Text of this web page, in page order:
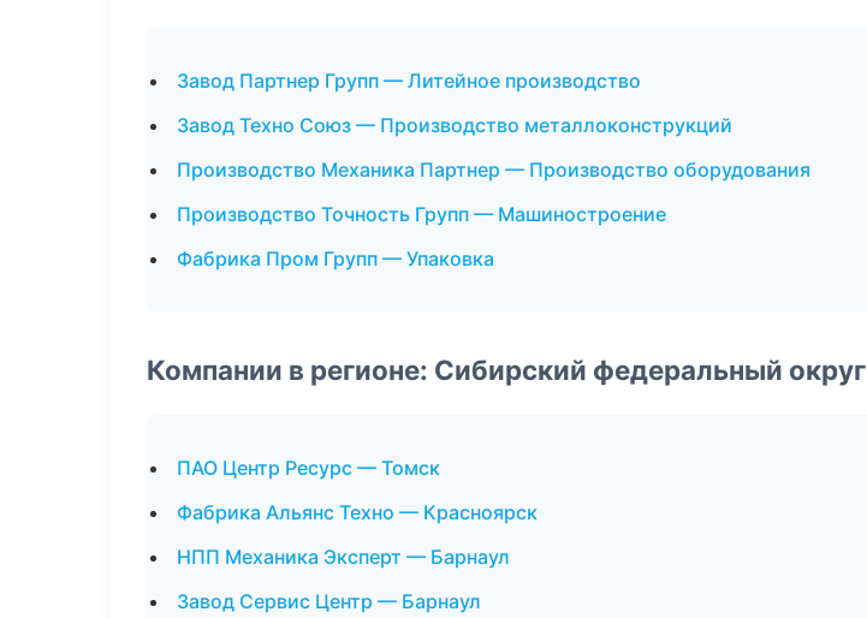
Завод Партнер Групп — Литейное производство
Завод Техно Союз — Производство металлоконструкций
Производство Механика Партнер — Производство оборудования
Производство Точность Групп — Машиностроение
Фабрика Пром Групп — Упаковка
Компании в регионе: Сибирский федеральный округ
ПАО Центр Ресурс — Томск
Фабрика Альянс Техно — Красноярск
НПП Механика Эксперт — Барнаул
Завод Сервис Центр — Барнаул